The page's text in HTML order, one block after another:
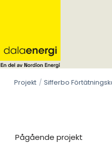
content
Projekt
Pågående projekt